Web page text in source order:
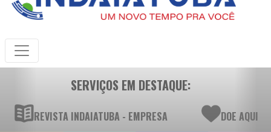
SERVIÇOS EM DESTAQUE:
REVISTA INDAIATUBA - EMPRESA DOE AQUI